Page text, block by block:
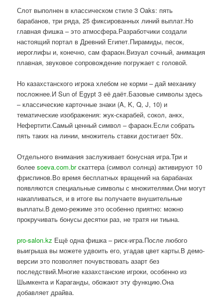
Слот выполнен в классическом стиле 3 Oaks: пять
барабанов, три ряда, 25 фиксированных линий выплат.Но
главная фишка – это атмосфера.Разработчики создали
настоящий портал в Древний Египет.Пирамиды, песок,
иероглифы и, конечно, сам фараон.Визуал сочный, анимация
плавная, звуковое сопровождение погружает с головой.
Но казахстанского игрока хлебом не корми – дай механику
посложнее.И Sun of Egypt 3 её даёт.Базовые символы здесь
– классические карточные знаки (A, K, Q, J, 10) и
тематические изображения: жук-скарабей, сокол, анкх,
Нефертити.Самый ценный символ – фараон.Если собрать
пять таких на линии, множитель ставки достигает 50x.
Отдельного внимания заслуживает бонусная игра.Три и
болееsoeva.com.brскаттера (символ солнца) активируют 10
фриспинов.Во время бесплатных вращений на барабанах
появляются специальные символы с множителями.Они могут
накапливаться, и в итоге вы получаете внушительные
выплаты.В демо-режиме это особенно приятно: можно
прокручивать бонусы десятки раз, не тратя ни тиына.
pro-salon.kz Ещё одна фишка – риск-игра.После любого
выигрыша вы можете удвоить его, угадав цвет карты.В демо-
версии это позволяет почувствовать азарт без
последствий.Многие казахстанские игроки, особенно из
Шымкента и Караганды, обожают эту функцию.Она
добавляет драйва.